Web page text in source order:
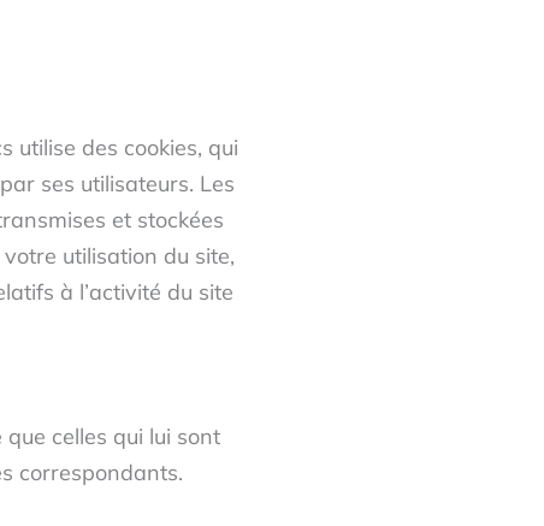
utilise des cookies, qui
ses utilisateurs. Les
et stockées
utilisation du site,
à l’activité du site
celles qui lui sont
correspondants.